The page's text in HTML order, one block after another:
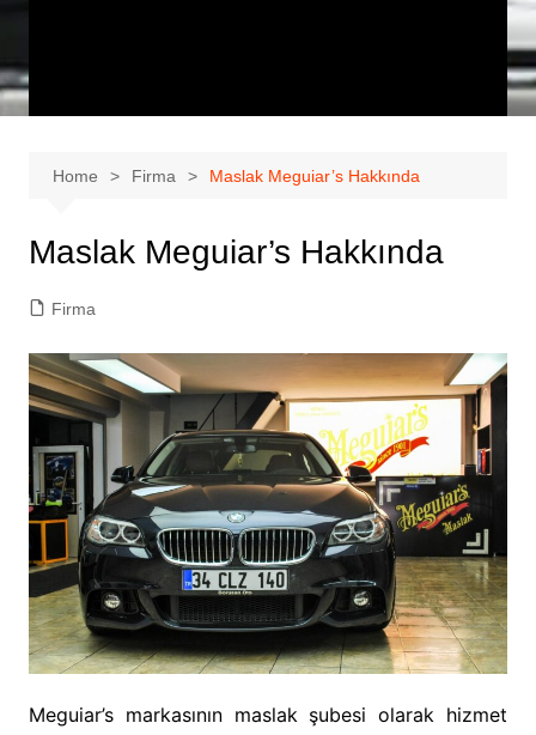
Home Firma Maslak Meguiar’s Hakkında
Maslak Meguiar’s Hakkında
Firma
Meguiar’s markasının maslak şubesi olarak hizmet